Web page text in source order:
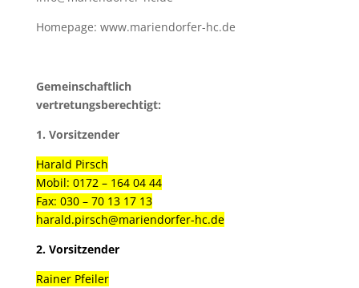
Homepage: www.mariendorfer-hc.de
Gemeinschaftlich
vertretungsberechtigt:
1. Vorsitzender
Harald Pirsch
Mobil: 0172 – 164 04 44
Fax: 030 – 70 13 17 13
harald.pirsch@mariendorfer-hc.de
2. Vorsitzender
Rainer Pfeiler